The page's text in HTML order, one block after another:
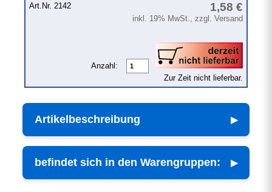
Art.Nr. 2142 1,58 €
inkl. 19% MwSt., zzgl. Versand
Anzahl:
Zur Zeit nicht lieferbar.
Artikelbeschreibung
befindet sich in den Warengruppen: